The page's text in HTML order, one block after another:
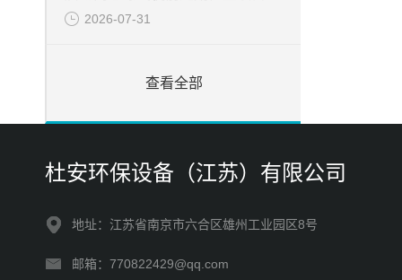
2026-07-31
查看全部
杜安环保设备（江苏）有限公司
地址：江苏省南京市六合区雄州工业园区8号
邮箱：770822429@qq.com